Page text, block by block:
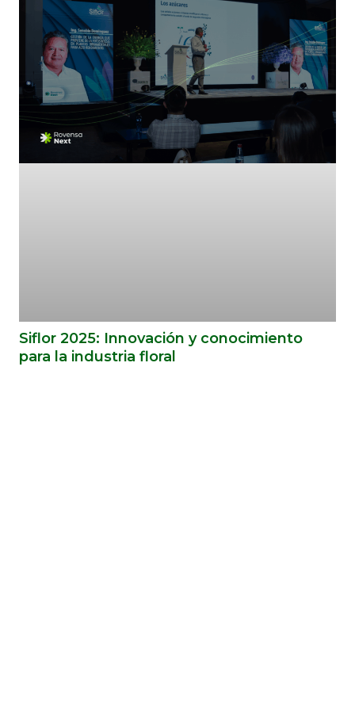
Siflor 2025: Innovación y conocimiento
para la industria floral